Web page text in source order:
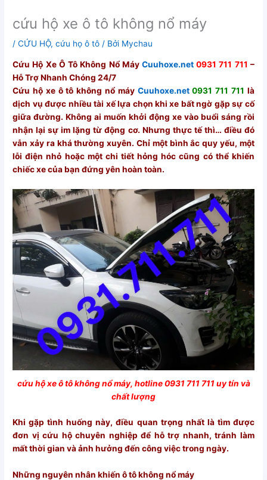
cứu hộ xe ô tô không nổ máy
/CỨU HỘ,cứu họ ô tô / Bởi Mychau
Cứu Hộ Xe Ô Tô Không Nổ Máy Cuuhoxe.net 0931 711 711 –
Hỗ Trợ Nhanh Chóng 24/7
Cứu hộ xe ô tô không nổ máy Cuuhoxe.net 0931 711 711 là
dịch vụ được nhiều tài xế lựa chọn khi xe bất ngờ gặp sự cố
giữa đường. Không ai muốn khởi động xe vào buổi sáng rồi
nhận lại sự im lặng từ động cơ. Nhưng thực tế thì… điều đó
vẫn xảy ra khá thường xuyên. Chỉ một bình ắc quy yếu, một
lỗi điện nhỏ hoặc một chi tiết hỏng hóc cũng có thể khiến
chiếc xe của bạn đứng yên hoàn toàn.
cứu hộ xe ô tô không nổ máy, hotline 0931 711 711 uy tín và
chất lượng
Khi gặp tình huống này, điều quan trọng nhất là tìm được
đơn vị cứu hộ chuyên nghiệp để hỗ trợ nhanh, tránh làm
mất thời gian và ảnh hưởng đến công việc trong ngày.
Những nguyên nhân khiến ô tô không nổ máy